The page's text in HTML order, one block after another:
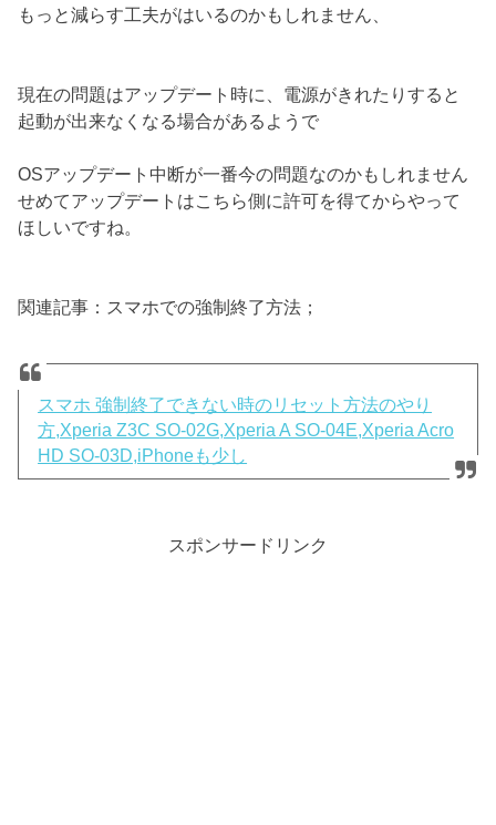
もっと減らす工夫がはいるのかもしれません、
現在の問題はアップデート時に、電源がきれたりすると
起動が出来なくなる場合があるようで
OSアップデート中断が一番今の問題なのかもしれません
せめてアップデートはこちら側に許可を得てからやって
ほしいですね。
関連記事：スマホでの強制終了方法；
スマホ 強制終了できない時のリセット方法のやり
方,Xperia Z3C SO-02G,Xperia A SO-04E,Xperia Acro
HD SO-03D,iPhoneも少し
スポンサードリンク